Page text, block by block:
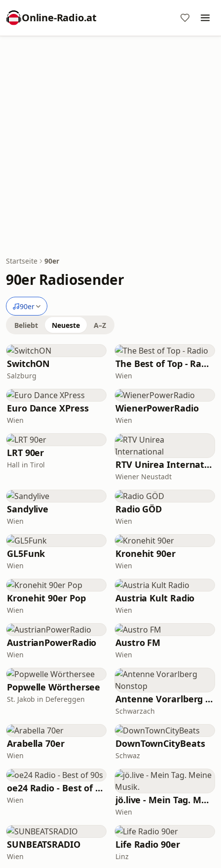
Online‑Radio.at
Startseite 90er
90er Radiosender
90er
Beliebt Neueste A–Z
SwitchON
Salzburg
The Best of Top - Radio
Wien
Euro Dance XPress
Wien
WienerPowerRadio
Wien
LRT 90er
Hall in Tirol RTV Unirea International
Wiener Neustadt
Sandylive
Wien
Radio GÖD
Wien
GL5Funk
Wien
Kronehit 90er
Wien
Kronehit 90er Pop
Wien
Austria Kult Radio
Wien
AustrianPowerRadio
Wien
Austro FM
Wien
Popwelle Wörthersee
St. Jakob in Defereggen Antenne Vorarlberg Nonstop
Schwarzach
Arabella 70er
Wien
DownTownCityBeats
Schwaz
oe24 Radio - Best of 90s
Wien jö.live - Mein Tag. Meine Musik.
Wien
SUNBEATSRADIO
Wien
Life Radio 90er
Linz